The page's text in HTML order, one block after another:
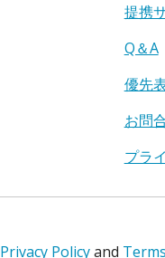
提携
Q＆A
優先
お問
プラ
Privacy Policyand